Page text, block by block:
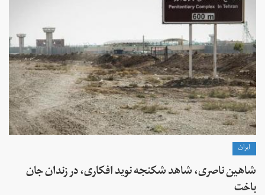
ايران
شاهین ناصری، شاهد شکنجه نوید افکاری، در زندان جان
باخت